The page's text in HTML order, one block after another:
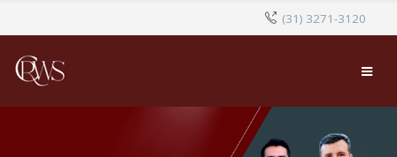
(31) 3271-3120